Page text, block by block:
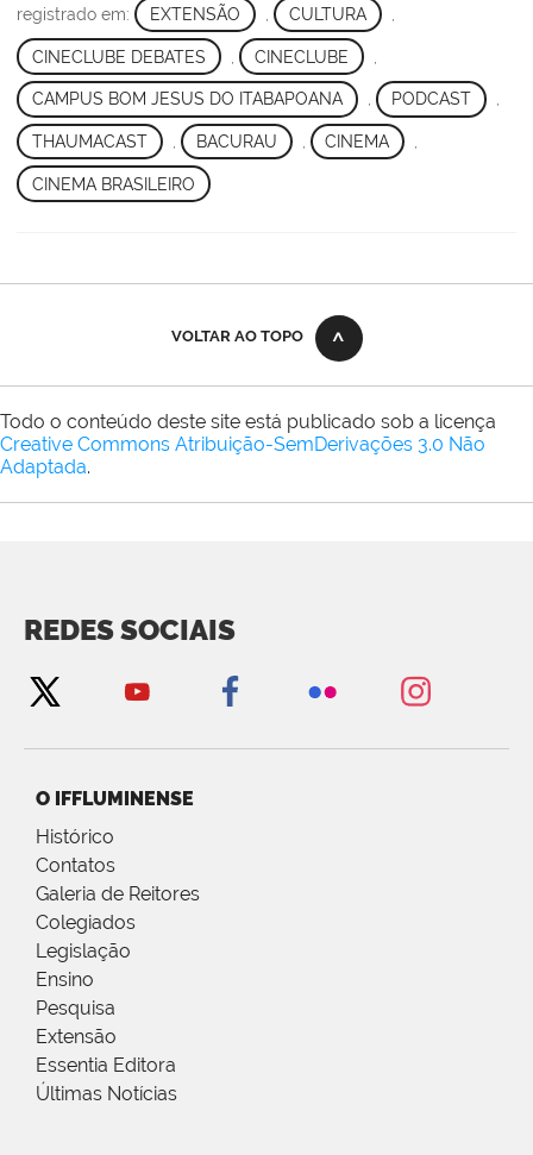
registrado em: EXTENSÃO CULTURA
CINECLUBE DEBATES CINECLUBE
CAMPUS BOM JESUS DO ITABAPOANA , PODCAST ,
THAUMACAST BACURAU CINEMA
CINEMA BRASILEIRO
VOLTAR AO TOPO
Todo o conteúdo deste site está publicado sob a licença
Creative Commons Atribuição-SemDerivações 3.0 Não
Adaptada.
REDES SOCIAIS
O IFFLUMINENSE
Histórico
Contatos
Galeria de Reitores
Colegiados
Legislação
Ensino
Pesquisa
Extensão
Essentia Editora
Últimas Notícias